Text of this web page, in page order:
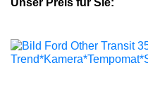
Unser Preis für Sie: